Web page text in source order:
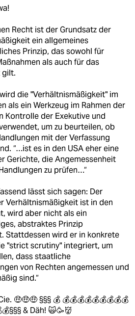
Recht ist der Grundsatz der
ein allgemeines
Prinzip, das sowohl für
als auch für das
gilt.
die "Verhältnismäßigkeit" im
als ein Werkzeug im Rahmen der
Kontrolle der Exekutive und
um zu beurteilen, ob
mit der Verfassung
“…ist es in den USA eher eine
Gerichte, die Angemessenheit
zu prüfen…“
lässt sich sagen: Der
Verhältnismäßigkeit ist in den
wird aber nicht als ein
abstraktes Prinzip
Stattdessen wird er in konkrete
"strict scrutiny" integriert, um
dass staatliche
von Rechten angemessen und
sind.“
🤑🤑🤑 §§§ 💰 💰💰💰💰💰💰💰💰💰
& Däh! 🙀🥳👹